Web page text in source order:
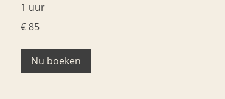
1 uur
euro
€ 85
Nu boeken